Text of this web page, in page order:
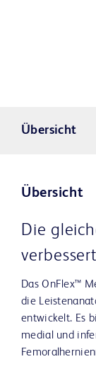
Übersicht
Übersicht
Die
Das OnFlex™
die
entwickelt. Es
medial und